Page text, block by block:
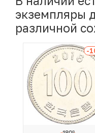
экземпляры
различной
-